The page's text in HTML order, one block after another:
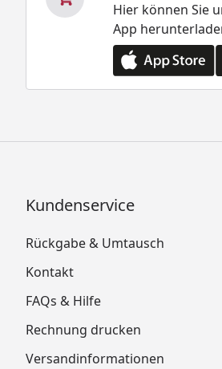
Hier können Sie
App
Kundenservice
Rückgabe & Umtausch
Kontakt
FAQs & Hilfe
Rechnung drucken
Versandinformationen